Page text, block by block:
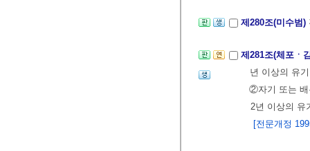
제280조(미수범)
제281조(체포ㆍ
년 이상의 유
②자기 또는 배
2년 이상의 유
[전문개정